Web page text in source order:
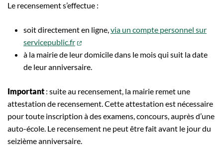
Le recensement s’effectue :
soit directement en ligne,via un compte personnel sur
servicepublic.fr
(ouverture dans un nouvel onglet)
à la mairie de leur domicile dans le mois qui suit la date
de leur anniversaire.
Important : suite au recensement, la mairie remet une
attestation de recensement. Cette attestation est nécessaire
pour toute inscription à des examens, concours, auprès d’une
auto-école. Le recensement ne peut être fait avant le jour du
seizième anniversaire.